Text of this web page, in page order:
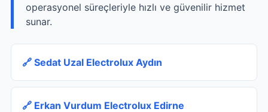
operasyonel süreçleriyle hızlı ve güvenilir hizmet
sunar.
🔗 Sedat Uzal Electrolux Aydın
🔗 Erkan Vurdum Electrolux Edirne